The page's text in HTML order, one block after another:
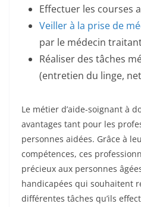
Effectuer les courses
Veiller à la prise de
par le médecin
Réaliser des tâches
(entretien du linge,
Le métier d’aide-soignant à
avantages tant pour les
personnes aidées. Grâce à
compétences, ces
précieux aux personnes
handicapées qui souhaitent
différentes tâches qu’ils